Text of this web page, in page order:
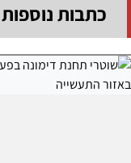
כתבות